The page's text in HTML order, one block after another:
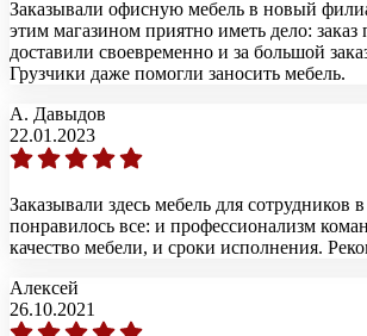
Заказывали офисную мебель в новый
этим магазином приятно иметь дело:
доставили своевременно и за большой
Грузчики даже помогли заносить мебель.
А. Давыдов
22.01.2023
Заказывали здесь мебель для сотрудников
понравилось все: и профессионализм
качество мебели, и сроки исполнения.
Алексей
26.10.2021